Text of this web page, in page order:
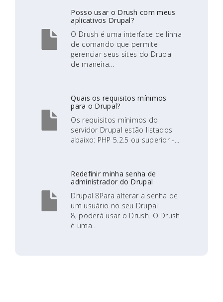
Posso usar o Drush com meus
aplicativos Drupal?
O Drush é uma interface de linha
de comando que permite
gerenciar seus sites do Drupal
de maneira...
Quais os requisitos mínimos
para o Drupal?
Os requisitos mínimos do
servidor Drupal estão listados
abaixo: PHP 5.2.5 ou superior -...
Redefinir minha senha de
administrador do Drupal
Drupal 8Para alterar a senha de
um usuário no seu Drupal
8, poderá usar o Drush. O Drush
é uma...